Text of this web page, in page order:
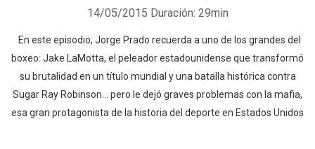
14/05/2015 Duración: 29min
En este episodio, Jorge Prado recuerda a uno de los grandes del
boxeo: Jake LaMotta, el peleador estadounidense que transformó
su brutalidad en un título mundial y una batalla histórica contra
Sugar Ray Robinson... pero le dejó graves problemas con la mafia,
esa gran protagonista de la historia del deporte en Estados Unidos